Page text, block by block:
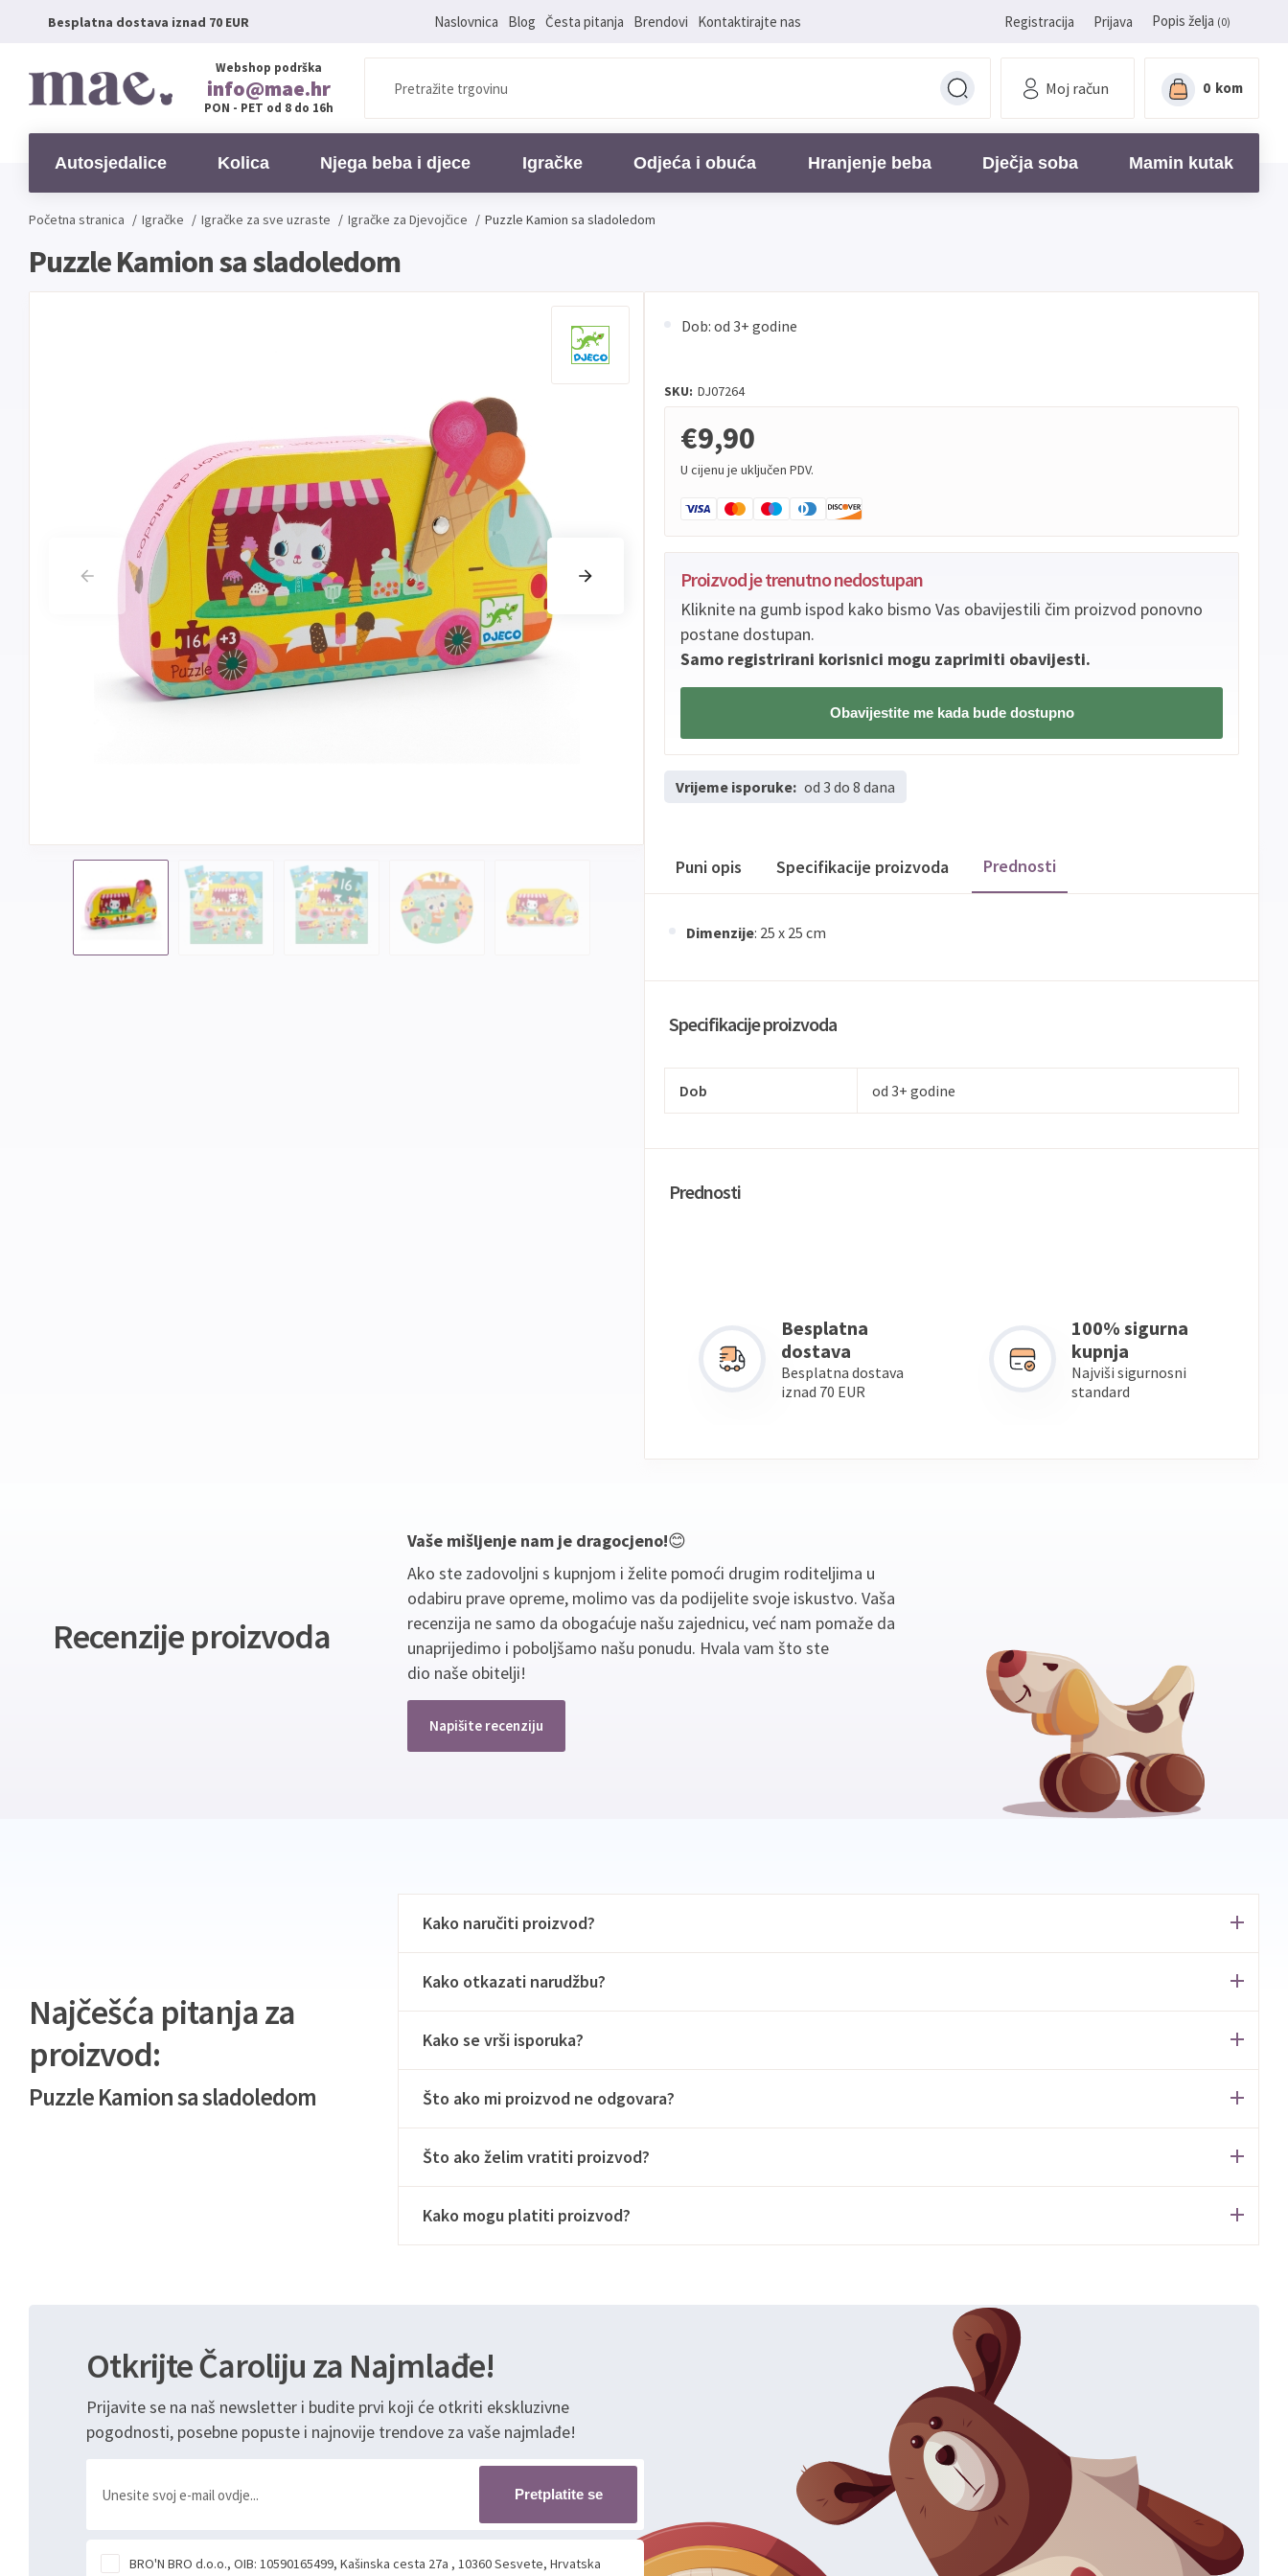
Besplatna dostava iznad 70 EUR Naslovnica Blog Česta pitanja Brendovi Kontaktirajte nas Registracija Prijava Popis želja (0)
Webshop podrška
info@mae.hr
PON - PET od 8 do 16h
Moj račun 0 kom
Autosjedalice Kolica Njega beba i djece Igračke Odjeća i obuća Hranjenje beba Dječja soba Mamin kutak
Početna stranica / Igračke / Igračke za sve uzraste / Igračke za Djevojčice / Puzzle Kamion sa sladoledom
Puzzle Kamion sa sladoledom
Dob: od 3+ godine
SKU: DJ07264
€9,90
U cijenu je uključen PDV.
Proizvod je trenutno nedostupan
Kliknite na gumb ispod kako bismo Vas obavijestili čim proizvod ponovno
postane dostupan.
Samo registrirani korisnici mogu zaprimiti obavijesti.
Obavijestite me kada bude dostupno
Vrijeme isporuke: od 3 do 8 dana
Puni opis Specifikacije proizvoda Prednosti
Dimenzije: 25 x 25 cm
Specifikacije proizvoda
Dob od 3+ godine
Prednosti
Besplatna
dostava
Besplatna dostava
iznad 70 EUR
100% sigurna
kupnja
Najviši sigurnosni
standard
Recenzije proizvoda
Vaše mišljenje nam je dragocjeno!😊
Ako ste zadovoljni s kupnjom i želite pomoći drugim roditeljima u
odabiru prave opreme, molimo vas da podijelite svoje iskustvo. Vaša
recenzija ne samo da obogaćuje našu zajednicu, već nam pomaže da
unaprijedimo i poboljšamo našu ponudu. Hvala vam što ste
dio naše obitelji!
Napišite recenziju
Najčešća pitanja za
proizvod:
Puzzle Kamion sa sladoledom
Kako naručiti proizvod?
Kako otkazati narudžbu?
Kako se vrši isporuka?
Što ako mi proizvod ne odgovara?
Što ako želim vratiti proizvod?
Kako mogu platiti proizvod?
Otkrijte Čaroliju za Najmlađe!
Prijavite se na naš newsletter i budite prvi koji će otkriti ekskluzivne
pogodnosti, posebne popuste i najnovije trendove za vaše najmlađe!
Pretplatite se
BRO'N BRO d.o.o., OIB: 10590165499, Kašinska cesta 27a , 10360 Sesvete, Hrvatska